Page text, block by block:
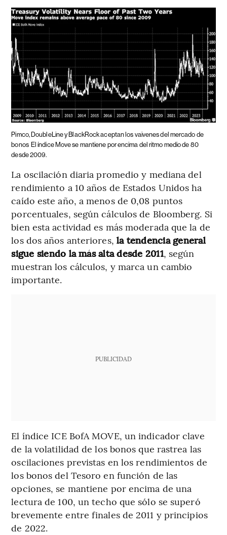
Pimco, DoubleLine y BlackRock aceptan los vaivenes del mercado de
bonos El índice Move se mantiene por encima del ritmo medio de 80
desde 2009.
La oscilación diaria promedio y mediana del
rendimiento a 10 años de Estados Unidos ha
caído este año, a menos de 0,08 puntos
porcentuales, según cálculos de Bloomberg. Si
bien esta actividad es más moderada que la de
los dos años anteriores, la tendencia general
sigue siendo la más alta desde 2011, según
muestran los cálculos, y marca un cambio
importante.
PUBLICIDAD
El índice ICE BofA MOVE, un indicador clave
de la volatilidad de los bonos que rastrea las
oscilaciones previstas en los rendimientos de
los bonos del Tesoro en función de las
opciones, se mantiene por encima de una
lectura de 100, un techo que sólo se superó
brevemente entre finales de 2011 y principios
de 2022.